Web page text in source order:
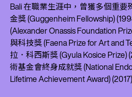
Bali 在職業生涯中，曾獲多個重
金獎 (Guggenheim Fellowship)
(Alexander Onassis Foundation
與科技獎 (Faena Prize for Art and
拉．科西斯獎 (Gyula Kosice Prize)
術基金會終身成就獎 (National
Lifetime Achievement Award)